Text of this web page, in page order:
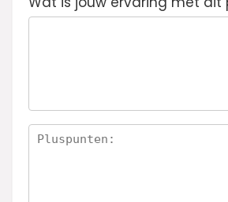
n
rre
n
sterren